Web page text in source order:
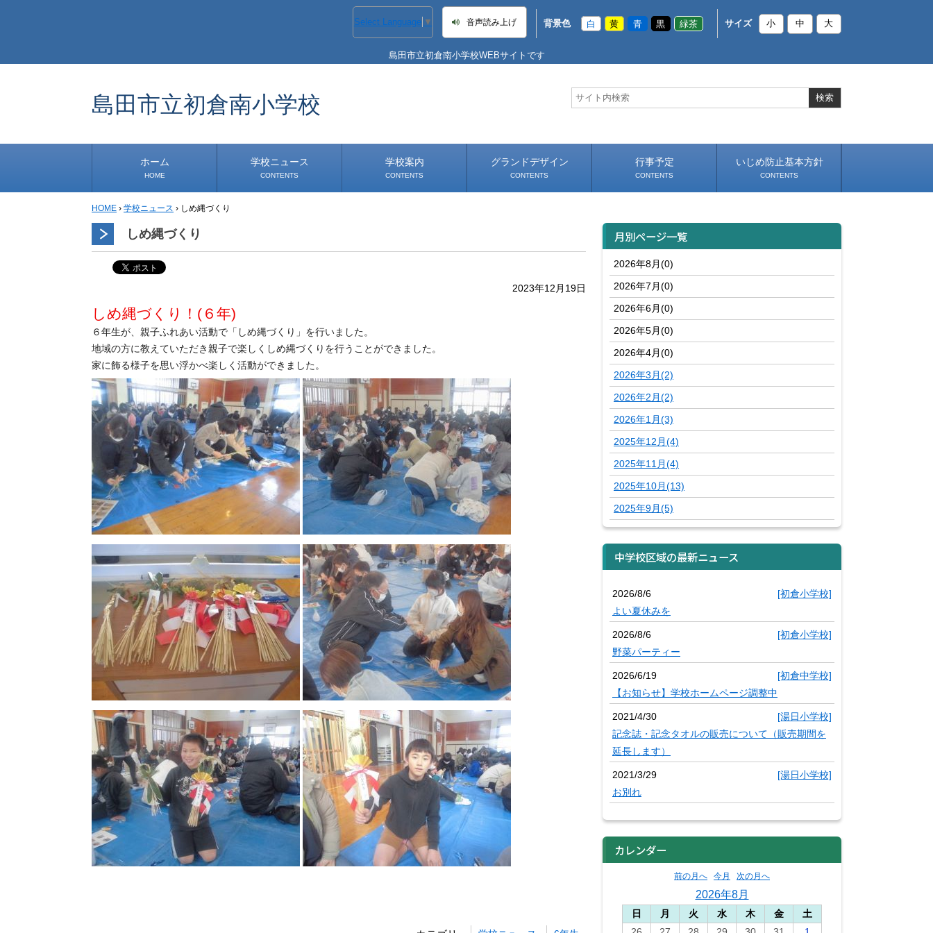
Select Language ▼ 音声読み上げ 背景色 白 黄 青 黒 緑茶 サイズ 小 中 大
島田市立初倉南小学校WEBサイトです
島田市立初倉南小学校
ホーム
HOME
学校ニュース
CONTENTS
学校から
安心・安全
1年生
2年生
3年生
4年生
5年生
6年生
事務・保健室から
児童会・部活から
研修
小中連携事業
その他
学校案内
CONTENTS
グランドデザイン
CONTENTS
行事予定
CONTENTS
いじめ防止基本方針
CONTENTS
HOME › 学校ニュース › しめ縄づくり
しめ縄づくり
2023年12月19日
しめ縄づくり！(６年)
６年生が、親子ふれあい活動で「しめ縄づくり」を行いました。
地域の方に教えていただき親子で楽しくしめ縄づくりを行うことができました。
家に飾る様子を思い浮かべ楽しく活動ができました。
月別ページ一覧
2026年8月(0)
2026年7月(0)
2026年6月(0)
2026年5月(0)
2026年4月(0)
2026年3月(2)
2026年2月(2)
2026年1月(3)
2025年12月(4)
2025年11月(4)
2025年10月(13)
2025年9月(5)
中学校区域の最新ニュース
2026/8/6
[初倉小学校]
よい夏休みを
2026/8/6
[初倉小学校]
野菜パーティー
2026/6/19
[初倉中学校]
【お知らせ】学校ホームページ調整中
2021/4/30
[湯日小学校]
記念誌・記念タオルの販売について（販売期間を
延長します）
2021/3/29
[湯日小学校]
お別れ
カレンダー
前の月へ 今月 次の月へ
2026年8月
日 月 火 水 木 金
土